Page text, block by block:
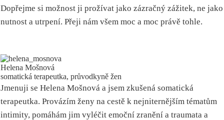
Dopřejme si možnost ji prožívat jako zázračný zážitek, ne jako
nutnost a utrpení. Přeji nám všem moc a moc právě tohle.
Helena Mošnová
somatická terapeutka, průvodkyně žen
Jmenuji se Helena Mošnová a jsem zkušená somatická
terapeutka. Provázím ženy na cestě k nejniternějším tématům
intimity, pomáhám jim vyléčit emoční zranění a traumata a